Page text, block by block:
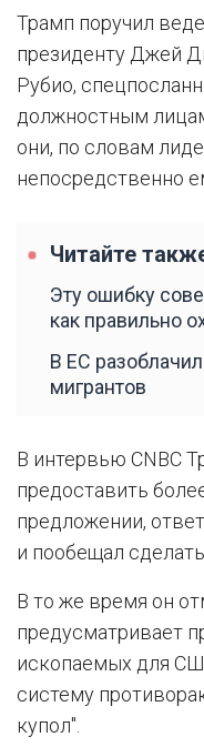
Трамп поручил
президенту Джей
Рубио,
должностным
они, по словам
непосредственно
Читайте
Эту ошибку
как правильно
В ЕС
мигрантов
В интервью CNBC
предоставить
предложении,
и пообещал
В то же время он
предусматривает
ископаемых для
систему
купол".